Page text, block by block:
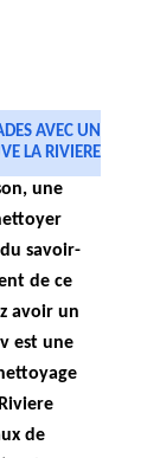
AVEC UN
LA RIVIERE
une
savoir-
de ce
avoir un
est une
de